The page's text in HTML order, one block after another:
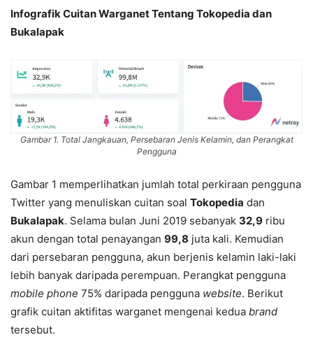
Infografik Cuitan Warganet Tentang Tokopedia dan
Bukalapak
Gambar 1. Total Jangkauan, Persebaran Jenis Kelamin, dan Perangkat
Pengguna
Gambar 1 memperlihatkan jumlah total perkiraan pengguna
Twitter yang menuliskan cuitan soal Tokopedia dan
Bukalapak. Selama bulan Juni 2019 sebanyak 32,9 ribu
akun dengan total penayangan 99,8 juta kali. Kemudian
dari persebaran pengguna, akun berjenis kelamin laki-laki
lebih banyak daripada perempuan. Perangkat pengguna
mobile phone 75% daripada pengguna website. Berikut
grafik cuitan aktifitas warganet mengenai kedua brand
tersebut.